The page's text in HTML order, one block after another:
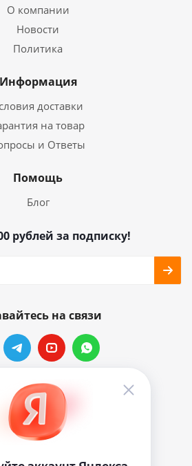
О компании
Новости
Политика
Информация
доставки
на товар
и Ответы
Помощь
Блог
рублей за подписку!
на связи
контакты
info@vinylmarkt.ru